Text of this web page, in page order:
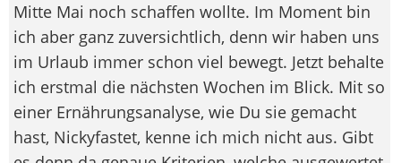
Mitte Mai noch schaffen wollte. Im Moment bin
ich aber ganz zuversichtlich, denn wir haben uns
im Urlaub immer schon viel bewegt. Jetzt behalte
ich erstmal die nächsten Wochen im Blick. Mit so
einer Ernährungsanalyse, wie Du sie gemacht
hast, Nickyfastet, kenne ich mich nicht aus. Gibt